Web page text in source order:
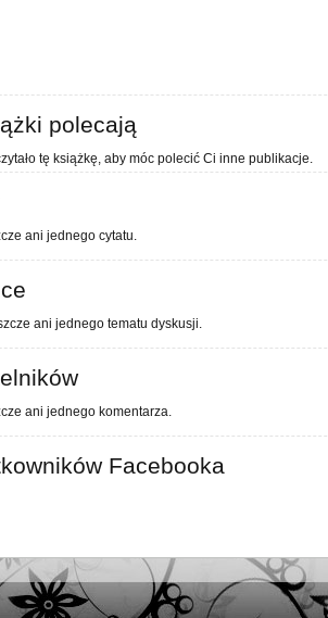
polecają
tę książkę, aby móc polecić Ci inne publikacje.
ani jednego cytatu.
ani jednego tematu dyskusji.
ani jednego komentarza.
Facebooka